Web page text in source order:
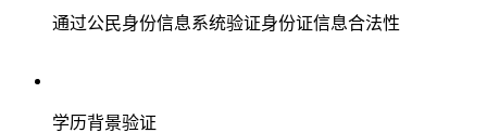
通过公民身份信息系统验证身份证信息合法性
学历背景验证